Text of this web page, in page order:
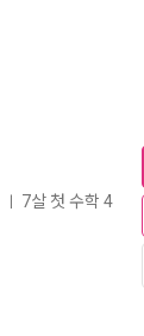
7살 첫 수학 4